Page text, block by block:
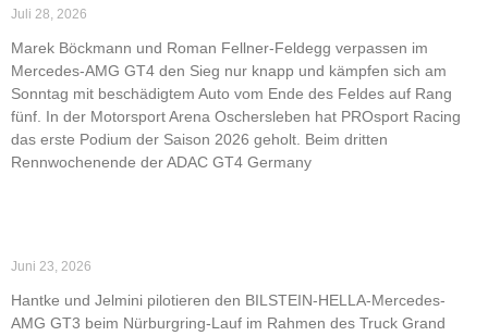
Juli 28, 2026
Marek Böckmann und Roman Fellner-Feldegg verpassen im
Mercedes-AMG GT4 den Sieg nur knapp und kämpfen sich am
Sonntag mit beschädigtem Auto vom Ende des Feldes auf Rang
fünf. In der Motorsport Arena Oschersleben hat PROsport Racing
das erste Podium der Saison 2026 geholt. Beim dritten
Rennwochenende der ADAC GT4 Germany
Juni 23, 2026
Hantke und Jelmini pilotieren den BILSTEIN-HELLA-Mercedes-
AMG GT3 beim Nürburgring-Lauf im Rahmen des Truck Grand